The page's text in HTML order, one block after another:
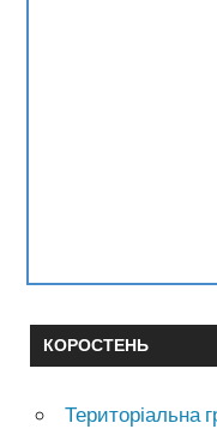
КОРОСТЕНЬ
Територіальна